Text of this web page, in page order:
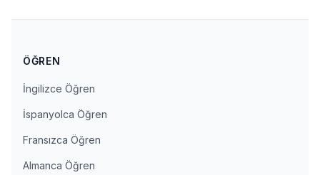
ÖĞREN
İngilizce Öğren
İspanyolca Öğren
Fransızca Öğren
Almanca Öğren